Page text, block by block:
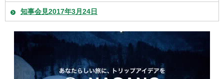
知事会見2017年3月24日